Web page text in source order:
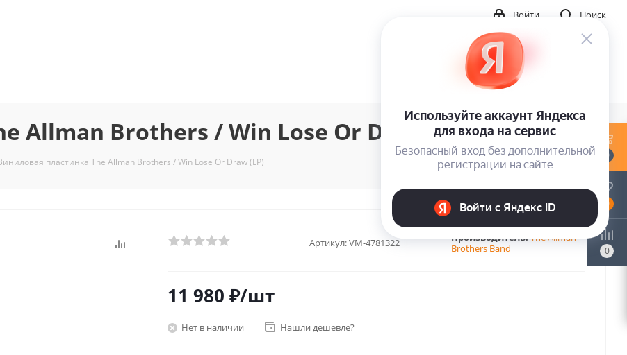
Поиск
Войти
Allman Brothers / Win Lose Or Draw (LP)
пластинка The Allman Brothers / Win Lose Or Draw (LP)
Артикул:VM-4781322 Производитель:The Allman
Brothers Band
11 980 ₽/шт
Нет в наличии Нашли дешевле?
0
0
0